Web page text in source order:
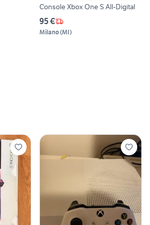
Console Xbox One S All-Digital
95 €
Milano(MI)